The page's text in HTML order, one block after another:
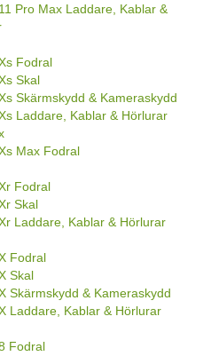
Pro Max Laddare, Kablar &
Fodral
Skal
Skärmskydd & Kameraskydd
Laddare, Kablar & Hörlurar
Max Fodral
Fodral
Skal
Laddare, Kablar & Hörlurar
Fodral
Skal
Skärmskydd & Kameraskydd
Laddare, Kablar & Hörlurar
Fodral